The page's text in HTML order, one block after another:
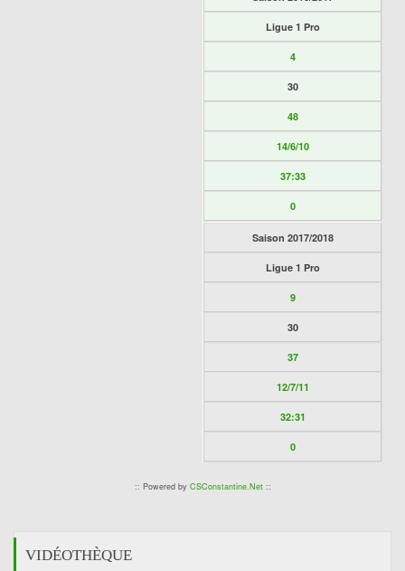
Ligue 1 Pro
4
30
48
14/6/10
37:33
0
Saison 2017/2018
Ligue 1 Pro
9
30
37
12/7/11
32:31
0
:: Powered by CSConstantine.Net::
VIDÉOTHÈQUE